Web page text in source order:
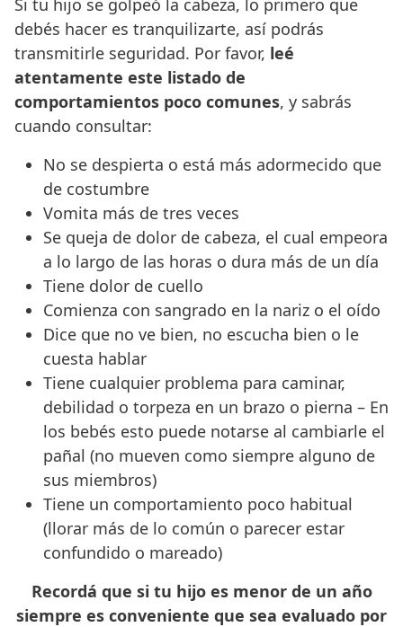
debés hacer es tranquilizarte, así podrás
transmitirle seguridad. Por favor, leé
atentamente este listado de
comportamientos poco comunes, y sabrás
cuando consultar:
No se despierta o está más adormecido que
de costumbre
Vomita más de tres veces
Se queja de dolor de cabeza, el cual empeora
a lo largo de las horas o dura más de un día
Tiene dolor de cuello
Comienza con sangrado en la nariz o el oído
Dice que no ve bien, no escucha bien o le
cuesta hablar
Tiene cualquier problema para caminar,
debilidad o torpeza en un brazo o pierna – En
los bebés esto puede notarse al cambiarle el
pañal (no mueven como siempre alguno de
sus miembros)
Tiene un comportamiento poco habitual
(llorar más de lo común o parecer estar
confundido o mareado)
Recordá que si tu hijo es menor de un año
siempre es conveniente que sea evaluado por